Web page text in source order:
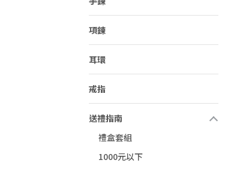
項鍊
耳環
戒指
送禮指南
禮盒套組
1000元以下